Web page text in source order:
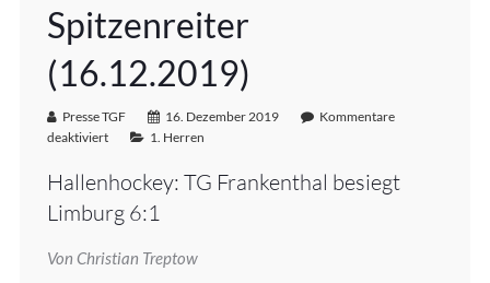
Spitzenreiter
(16.12.2019)
Presse TGF 16. Dezember 2019
Kommentare
deaktiviert
1. Herren
Hallenhockey: TG Frankenthal besiegt
Limburg 6:1
Von Christian Treptow